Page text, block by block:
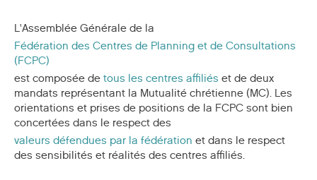
L'Assemblée Générale de la
Fédération des Centres de Planning et de Consultations
(FCPC)
est composée de tous les centres affiliés et de deux
mandats représentant la Mutualité chrétienne (MC). Les
orientations et prises de positions de la FCPC sont bien
concertées dans le respect des
valeurs défendues par la fédération et dans le respect
des sensibilités et réalités des centres affiliés.